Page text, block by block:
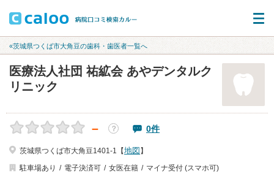
«茨城県つくば市大角豆の歯科・歯医者一覧へ
医療法人社団 祐絋会 あやデンタルク
リニック
－ ？ 0件
茨城県つくば市大角豆1401-1【地図 】
駐車場あり
電子決済可 女医在籍 マイナ受付 (スマホ可)